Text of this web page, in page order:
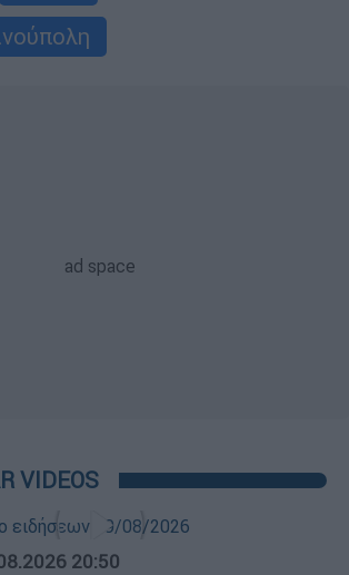
VIDEOS
20:50